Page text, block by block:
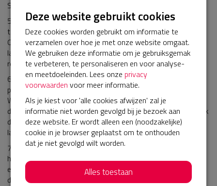
Stadskantoor aan de Claudius Prinsenlaan te Breda.
5. Indien de Deelnemer verhinderd is aan het Evenement deel
te nemen, wordt het betaalde inschrijfgeld niet gerestitueerd.
Ook bij wijziging van de te lopen afstand naar een afstand die
lager dan waarvoor oorspronkelijk ingeschreven is vindt geen
restitutie van het inschrijfgeld (of een deel daarvan) plaats.
6. Bij wijziging naar een hogere afstand dient betaling van het
prijsverschil met de hogere afstand te worden voldaan.
Wijzigen van de afstand kan alleen gebeuren door of namens
de wedstrijdsecretaris. De Deelnemer kan per mail een verzoek
doen of in het weekend van het Evenement het startbewijs
laten omzetten.
7. De Deelnemer verplicht zich bij inschrijving tot betalen van
het inschrijfgeld inclusief de bestelde extra’s en/of vrijwillige
extra bijdragen aan het goede doel ongeacht daadwerkelijke
deelname.
Deze website gebruikt cookies
Deze cookies worden gebruikt om informatie te
verzamelen over hoe je met onze website omgaat.
We gebruiken deze informatie om je gebruiksgemak
te verbeteren, te personaliseren en voor analyse-
en meetdoeleinden. Lees onze privacy
voorwaarden voor meer informatie.
Als je kiest voor 'alle cookies afwijzen' zal je
informatie niet worden gevolgd bij je bezoek aan
deze website. Er wordt alleen een (noodzakelijke)
cookie in je browser geplaatst om te onthouden
dat je niet gevolgd wilt worden.
Alles toestaan